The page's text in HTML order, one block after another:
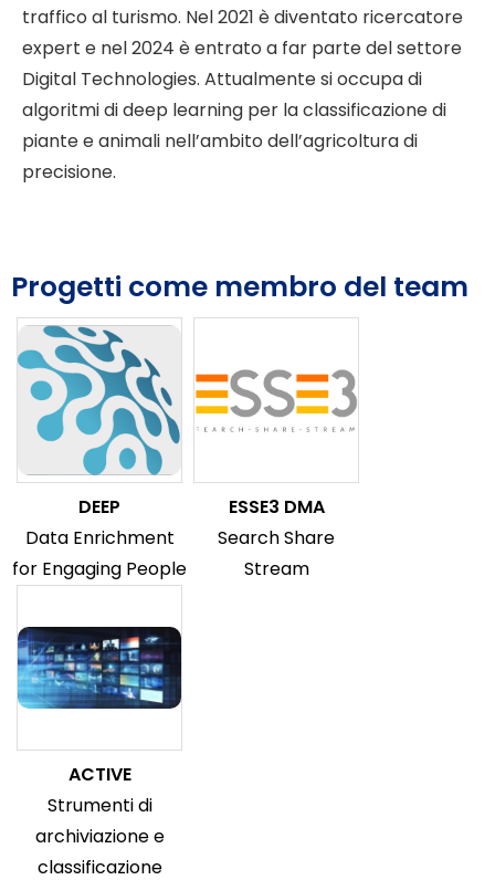
traffico al turismo. Nel 2021 è diventato ricercatore
expert e nel 2024 è entrato a far parte del settore
Digital Technologies. Attualmente si occupa di
algoritmi di deep learning per la classificazione di
piante e animali nell’ambito dell’agricoltura di
precisione.
Progetti come membro del team
DEEP
Data Enrichment
for Engaging People
ESSE3 DMA
Search Share
Stream
ACTIVE
Strumenti di
archiviazione e
classificazione